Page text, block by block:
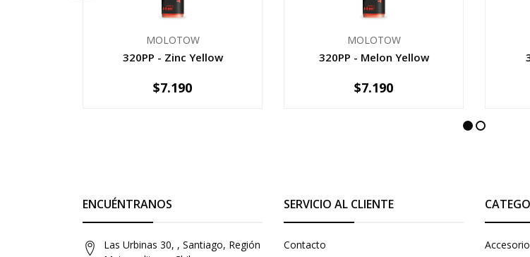
MOLOTOW
320PP - Zinc Yellow
+
$7.190
MOLOTOW
320PP - Melon Yellow
+
$7.190
ENCUÉNTRANOS
Las Urbinas 30, , Santiago, Región
SERVICIO AL CLIENTE
Contacto